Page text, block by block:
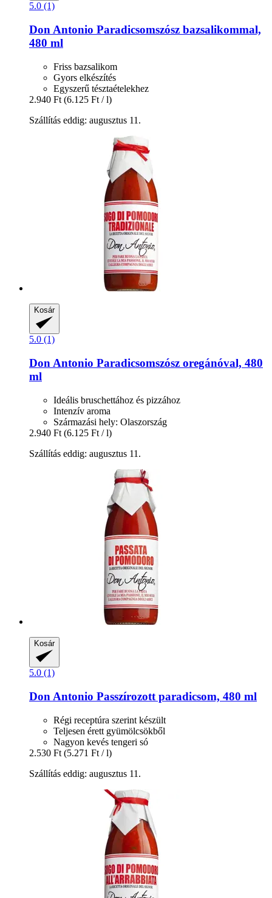
5.0 (1)
Don Antonio Paradicsomszósz bazsalikommal,
480 ml
Friss bazsalikom
Gyors elkészítés
Egyszerű tésztaételekhez
2.940 Ft (6.125 Ft / l)
Szállítás eddig: augusztus 11.
Kosár
5.0 (1)
Don Antonio Paradicsomszósz oregánóval, 480
ml
Ideális bruschettához és pizzához
Intenzív aroma
Származási hely: Olaszország
2.940 Ft (6.125 Ft / l)
Szállítás eddig: augusztus 11.
Kosár
5.0 (1)
Don Antonio Passzírozott paradicsom, 480 ml
Régi receptúra szerint készült
Teljesen érett gyümölcsökből
Nagyon kevés tengeri só
2.530 Ft (5.271 Ft / l)
Szállítás eddig: augusztus 11.